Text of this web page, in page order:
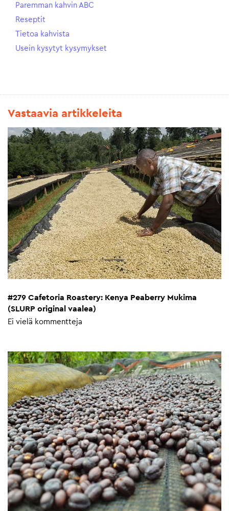
Paremman kahvin ABC
Reseptit
Tietoa kahvista
Usein kysytyt kysymykset
Vastaavia artikkeleita
#279 Cafetoria Roastery: Kenya Peaberry Mukima
(SLURP original vaalea)
Ei vielä kommentteja